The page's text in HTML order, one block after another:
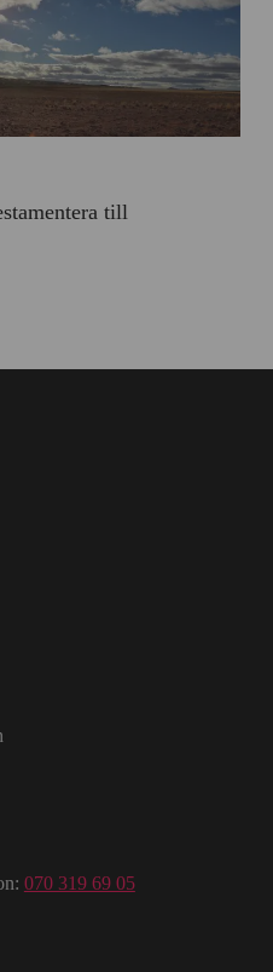
till
070 319 69 05